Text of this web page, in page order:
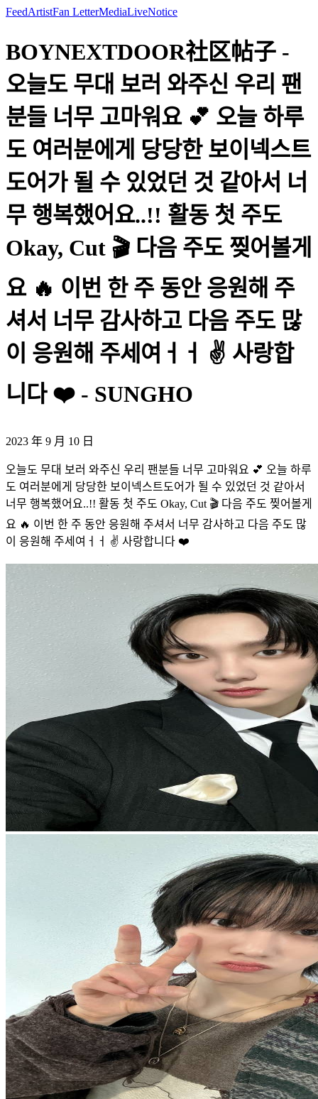
FeedArtistFan LetterMediaLiveNotice
BOYNEXTDOOR社区帖子 -
오늘도 무대 보러 와주신 우리 팬
분들 너무 고마워요 💕 오늘 하루
도 여러분에게 당당한 보이넥스트
도어가 될 수 있었던 것 같아서 너
무 행복했어요..!! 활동 첫 주도
Okay, Cut 🎬 다음 주도 찢어볼게
요 🔥 이번 한 주 동안 응원해 주
셔서 너무 감사하고 다음 주도 많
이 응원해 주세여ㅓㅓ ✌️ 사랑합
니다 ❤️ - SUNGHO
2023 年 9 月 10 日
오늘도 무대 보러 와주신 우리 팬분들 너무 고마워요 💕 오늘 하루
도 여러분에게 당당한 보이넥스트도어가 될 수 있었던 것 같아서
너무 행복했어요..!! 활동 첫 주도 Okay, Cut 🎬 다음 주도 찢어볼게
요 🔥 이번 한 주 동안 응원해 주셔서 너무 감사하고 다음 주도 많
이 응원해 주세여ㅓㅓ ✌️ 사랑합니다 ❤️